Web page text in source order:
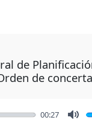
de
de
00:27